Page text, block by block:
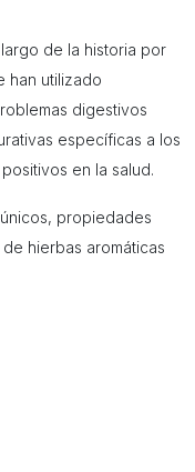
de la historia por
han utilizado
digestivos
específicas a los
en la salud.
propiedades
hierbas aromáticas